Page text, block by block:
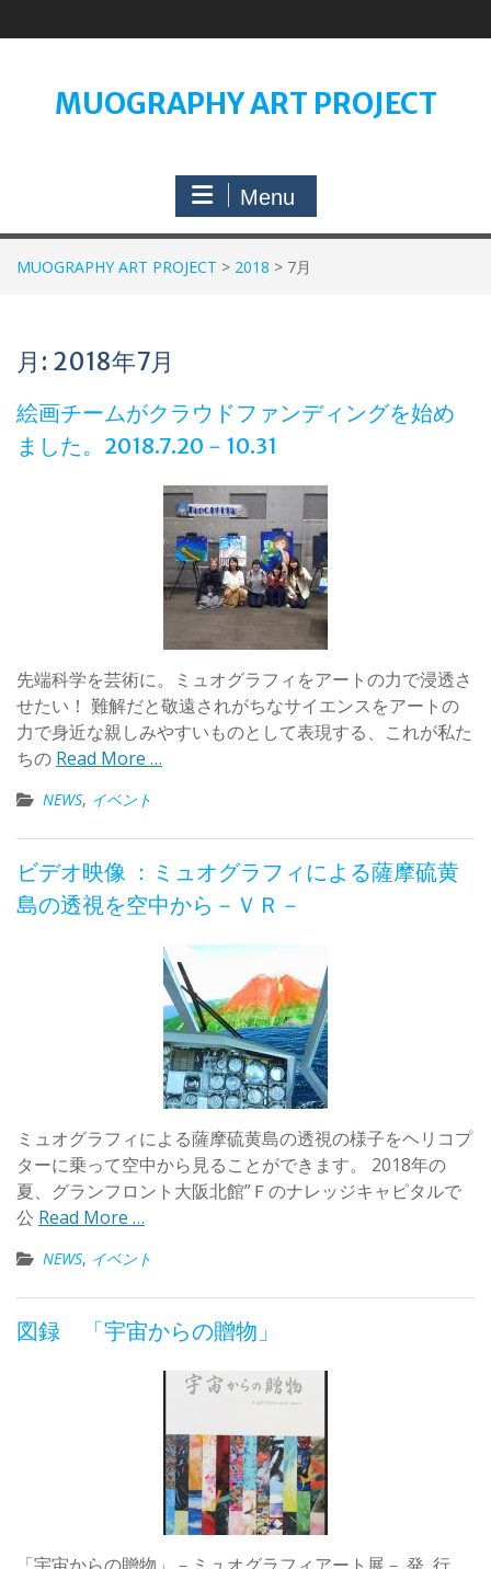
to
MUOGRAPHY ART PROJECT
Menu
MUOGRAPHY ART PROJECT > 2018 > 7月
月: 2018年7月
絵画チームがクラウドファンディングを始め
ました。2018.7.20－10.31
先端科学を芸術に。ミュオグラフィをアートの力で浸透さ
せたい！ 難解だと敬遠されがちなサイエンスをアートの
力で身近な親しみやすいものとして表現する、これが私た
ちの Read More …
NEWS, イベント
ビデオ映像 ：ミュオグラフィによる薩摩硫黄
島の透視を空中から－ＶＲ－
ミュオグラフィによる薩摩硫黄島の透視の様子をヘリコプ
ターに乗って空中から見ることができます。 2018年の
夏、グランフロント大阪北館”Ｆのナレッジキャピタルで
公 Read More …
NEWS, イベント
図録 「宇宙からの贈物」